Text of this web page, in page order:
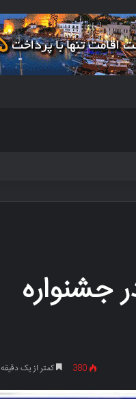
جشنواره
380 کمتر از یک دقیقه